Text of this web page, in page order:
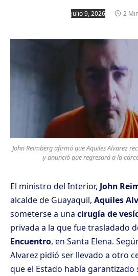
julio 9, 2026 2
John Reimberg afirmó que Aquiles Alvarez
y anunció que regresará a la
El ministro del Interior, John
alcalde de Guayaquil, Aquiles
someterse a una cirugía de
privada a la que fue trasladado
Encuentro, en Santa Elena.
Alvarez pidió ser llevado a otro
que el Estado había garantizado